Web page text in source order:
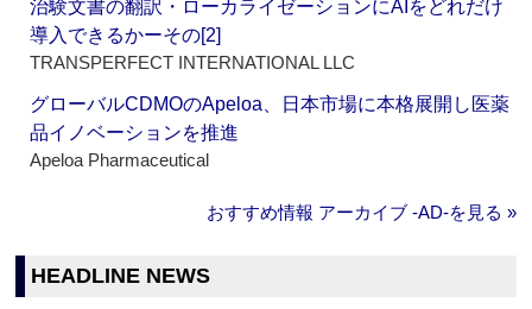
治験文書の翻訳・ローカライゼーションにAIをどれだけ
導入できるかーその[2]
TRANSPERFECT INTERNATIONAL LLC
グローバルCDMOのApeloa、日本市場に本格展開し医薬
品イノベーションを推進
Apeloa Pharmaceutical
おすすめ情報 アーカイブ ‐AD‐を見る »
HEADLINE NEWS